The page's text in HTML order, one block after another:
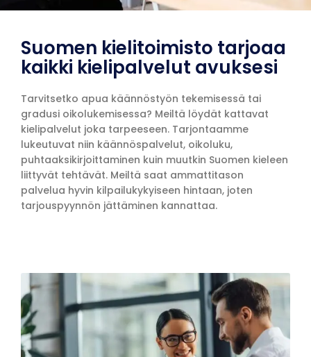
Suomen kielitoimisto tarjoaa
kaikki kielipalvelut avuksesi
Tarvitsetko apua käännöstyön tekemisessä tai
gradusi oikolukemisessa? Meiltä löydät kattavat
kielipalvelut joka tarpeeseen. Tarjontaamme
lukeutuvat niin käännöspalvelut, oikoluku,
puhtaaksikirjoittaminen kuin muutkin Suomen kieleen
liittyvät tehtävät. Meiltä saat ammattitason
palvelua hyvin kilpailukykyiseen hintaan, joten
tarjouspyynnön jättäminen kannattaa.